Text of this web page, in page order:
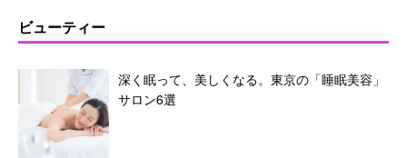
ビューティー
深く眠って、美しくなる。東京の「睡眠美容」
サロン6選